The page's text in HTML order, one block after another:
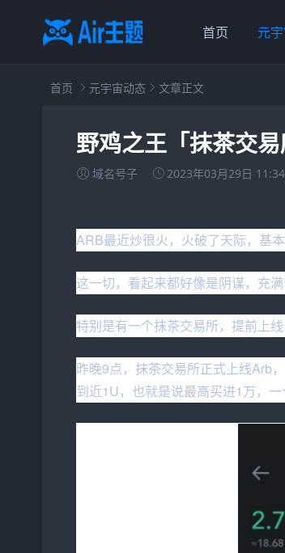
首页 元
首页 元宇宙动态 文章正文
野鸡之王「抹茶交
域名号子 2023年03月29日 11:34
ARB最近炒很火，火破了天际，基
这一切，看起来都好像是阴谋，充
特别是有一个抹茶交易所，提前上线
昨晚9点，抹茶交易所正式上线Arb
到近1U，也就是说最高买进1万，一